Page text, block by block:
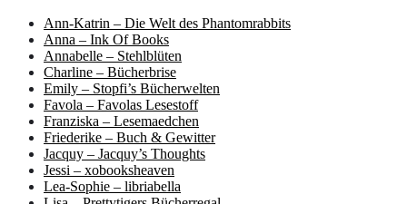
Ann-Katrin – Die Welt des Phantomrabbits
Anna – Ink Of Books
Annabelle – Stehlblüten
Charline – Bücherbrise
Emily – Stopfi’s Bücherwelten
Favola – Favolas Lesestoff
Franziska – Lesemaedchen
Friederike – Buch & Gewitter
Jacquy – Jacquy’s Thoughts
Jessi – xobooksheaven
Lea-Sophie – libriabella